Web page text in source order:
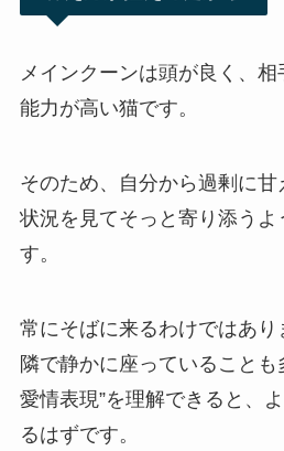
メインクーンは頭が良く、
能力が高い猫です。
そのため、自分から過剰に
状況を見てそっと寄り添うよ
す。
常にそばに来るわけではあ
隣で静かに座っていることも
愛情表現”を理解できると、
るはずです。